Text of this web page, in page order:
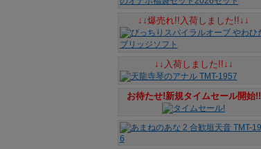
↓↓爆売れ!!入荷しました!!↓↓
↓↓入荷しました!!↓↓
お待たせ!新規タイムセール開始!!